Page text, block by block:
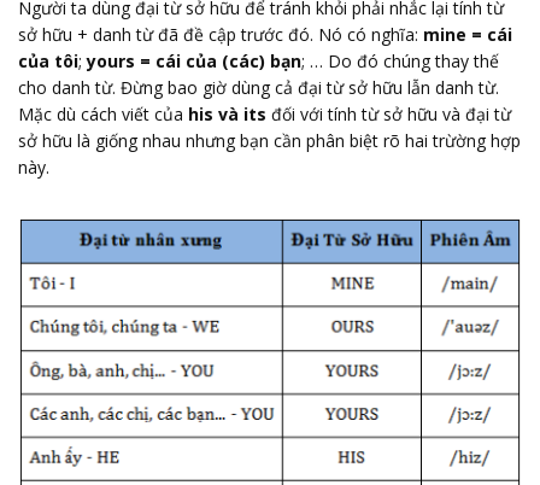
Người ta dùng đại từ sở hữu để tránh khỏi phải nhắc lại tính từ
sở hữu + danh từ đã đề cập trước đó. Nó có nghĩa: mine = cái
của tôi;yours = cái của (các) bạn; … Do đó chúng thay thế
cho danh từ. Đừng bao giờ dùng cả đại từ sở hữu lẫn danh từ.
Mặc dù cách viết của his và its đối với tính từ sở hữu và đại từ
sở hữu là giống nhau nhưng bạn cần phân biệt rõ hai trừờng hợp
này.